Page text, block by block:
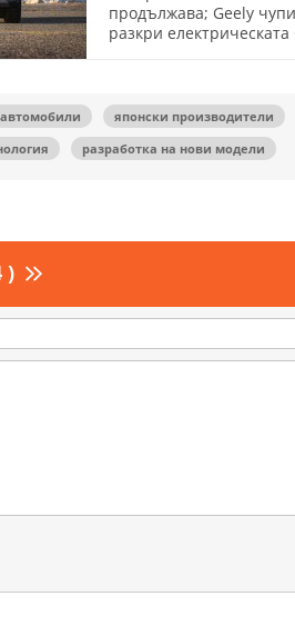
продължава; Geely
разкри електрическата
японски производители
разработка на нови модели
)